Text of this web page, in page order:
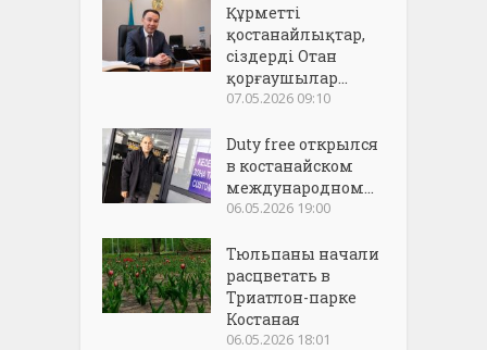
Құрметті
қостанайлықтар,
сіздерді Отан
қорғаушылар...
07.05.2026 09:10
Duty free открылся
в костанайском
международном...
06.05.2026 19:00
Тюльпаны начали
расцветать в
Триатлон-парке
Костаная
06.05.2026 18:01